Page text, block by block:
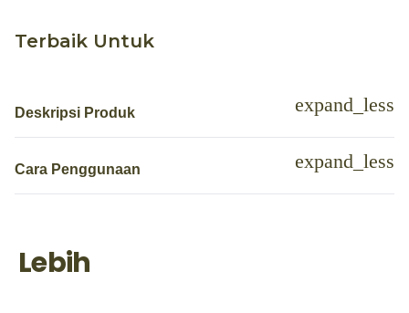
Terbaik Untuk
Deskripsi Produk
Cara Penggunaan
Lebih